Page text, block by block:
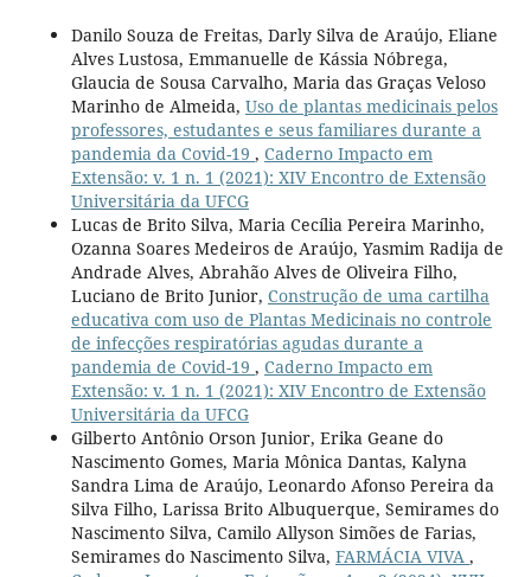
Danilo Souza de Freitas, Darly Silva de Araújo, Eliane
Alves Lustosa, Emmanuelle de Kássia Nóbrega,
Glaucia de Sousa Carvalho, Maria das Graças Veloso
Marinho de Almeida, Uso de plantas medicinais pelos
professores, estudantes e seus familiares durante a
pandemia da Covid-19 , Caderno Impacto em
Extensão: v. 1 n. 1 (2021): XIV Encontro de Extensão
Universitária da UFCG
Lucas de Brito Silva, Maria Cecília Pereira Marinho,
Ozanna Soares Medeiros de Araújo, Yasmim Radija de
Andrade Alves, Abrahão Alves de Oliveira Filho,
Luciano de Brito Junior, Construção de uma cartilha
educativa com uso de Plantas Medicinais no controle
de infecções respiratórias agudas durante a
pandemia de Covid-19 , Caderno Impacto em
Extensão: v. 1 n. 1 (2021): XIV Encontro de Extensão
Universitária da UFCG
Gilberto Antônio Orson Junior, Erika Geane do
Nascimento Gomes, Maria Mônica Dantas, Kalyna
Sandra Lima de Araújo, Leonardo Afonso Pereira da
Silva Filho, Larissa Brito Albuquerque, Semirames do
Nascimento Silva, Camilo Allyson Simões de Farias,
Semirames do Nascimento Silva, FARMÁCIA VIVA ,